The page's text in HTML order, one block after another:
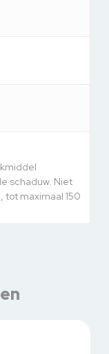
schaduw. Niet
tot maximaal 150